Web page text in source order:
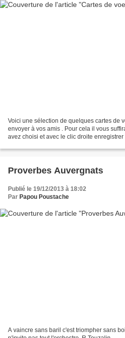
Voici une sélection de quelques cartes de
envoyer à vos amis . Pour cela il vous
avez choisi et avec le clic droite
Proverbes Auvergnats
Publié le 19/12/2013 à 18:02
Par Papou Poustache
A vaincre sans baril c'est triompher sans